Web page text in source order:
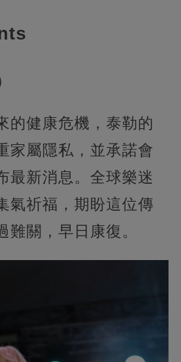
的健康危機，泰勒的
家屬隱私，並承諾會
最新消息。全球樂迷
氣祈福，期盼這位傳
難關，早日康復。